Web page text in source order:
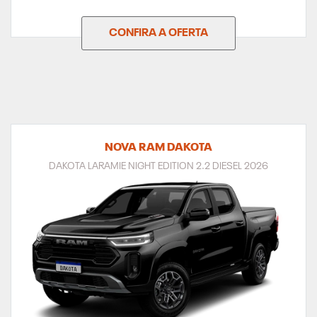
CONFIRA A OFERTA
NOVA RAM DAKOTA
DAKOTA LARAMIE NIGHT EDITION 2.2 DIESEL 2026